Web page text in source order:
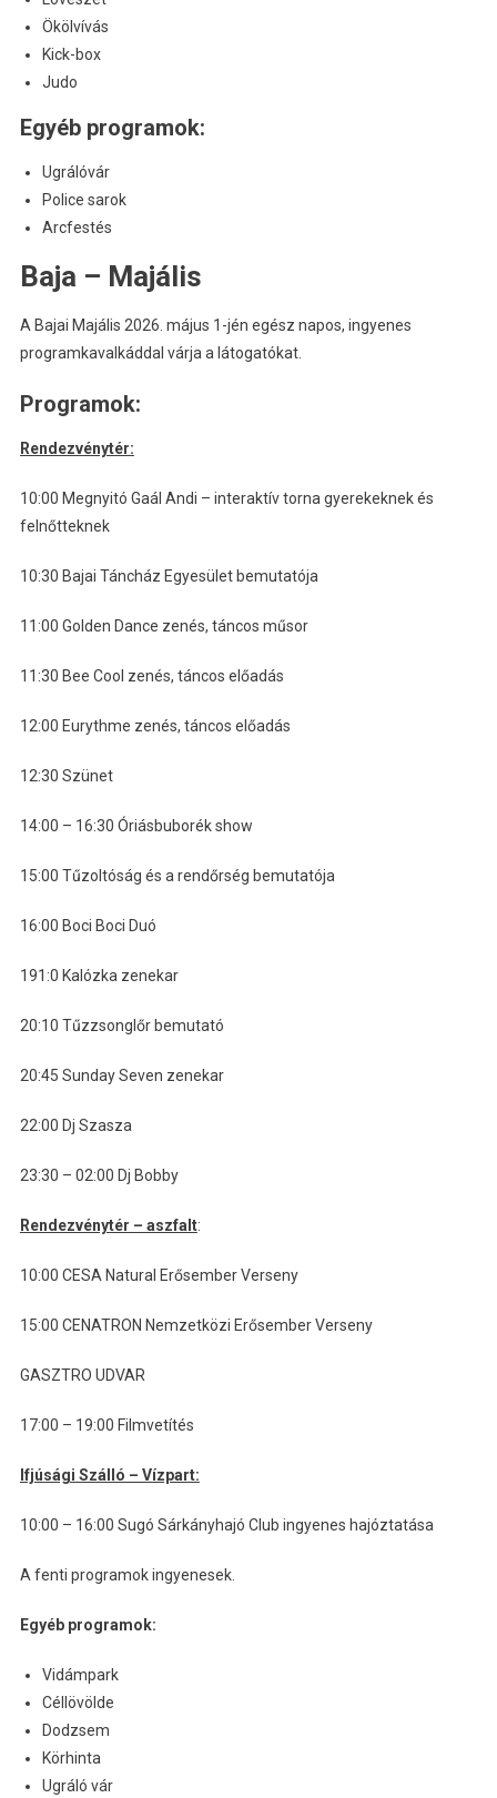
Ökölvívás
Kick-box
Judo
Egyéb programok:
Ugrálóvár
Police sarok
Arcfestés
Baja – Majális
A Bajai Majális 2026. május 1-jén egész napos, ingyenes
programkavalkáddal várja a látogatókat.
Programok:
Rendezvénytér:
10:00 Megnyitó Gaál Andi – interaktív torna gyerekeknek és
felnőtteknek
10:30 Bajai Táncház Egyesület bemutatója
11:00 Golden Dance zenés, táncos műsor
11:30 Bee Cool zenés, táncos előadás
12:00 Eurythme zenés, táncos előadás
12:30 Szünet
14:00 – 16:30 Óriásbuborék show
15:00 Tűzoltóság és a rendőrség bemutatója
16:00 Boci Boci Duó
191:0 Kalózka zenekar
20:10 Tűzzsonglőr bemutató
20:45 Sunday Seven zenekar
22:00 Dj Szasza
23:30 – 02:00 Dj Bobby
Rendezvénytér – aszfalt:
10:00 CESA Natural Erősember Verseny
15:00 CENATRON Nemzetközi Erősember Verseny
GASZTRO UDVAR
17:00 – 19:00 Filmvetítés
Ifjúsági Szálló – Vízpart:
10:00 – 16:00 Sugó Sárkányhajó Club ingyenes hajóztatása
A fenti programok ingyenesek.
Egyéb programok:
Vidámpark
Céllövölde
Dodzsem
Körhinta
Ugráló vár